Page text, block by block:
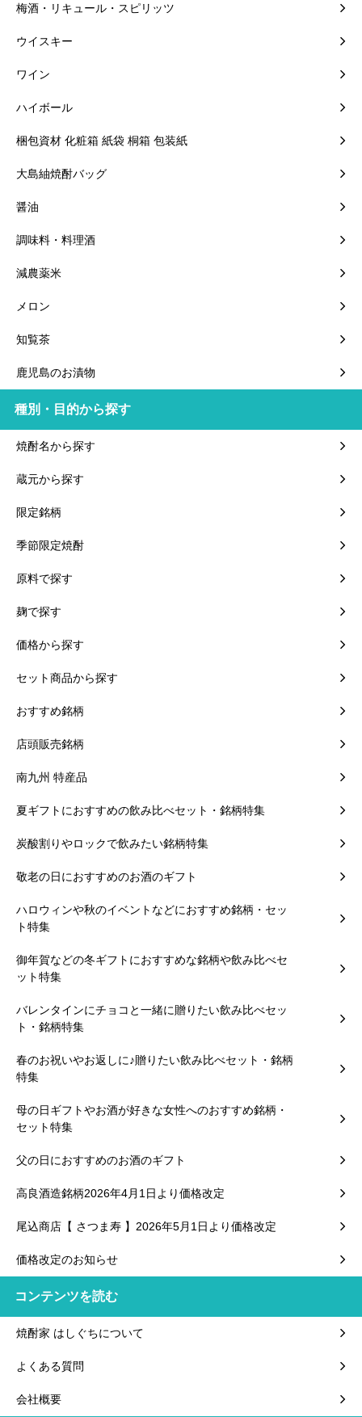
梅酒・リキュール・スピリッツ
ウイスキー
ワイン
ハイボール
梱包資材 化粧箱 紙袋 桐箱 包装紙
大島紬焼酎バッグ
醤油
調味料・料理酒
減農薬米
メロン
知覧茶
鹿児島のお漬物
種別・目的から探す
焼酎名から探す
蔵元から探す
限定銘柄
季節限定焼酎
原料で探す
麹で探す
価格から探す
セット商品から探す
おすすめ銘柄
店頭販売銘柄
南九州 特産品
夏ギフトにおすすめの飲み比べセット・銘柄特集
炭酸割りやロックで飲みたい銘柄特集
敬老の日におすすめのお酒のギフト
ハロウィンや秋のイベントなどにおすすめ銘柄・セッ
ト特集
御年賀などの冬ギフトにおすすめな銘柄や飲み比べセ
ット特集
バレンタインにチョコと一緒に贈りたい飲み比べセッ
ト・銘柄特集
春のお祝いやお返しに♪贈りたい飲み比べセット・銘柄
特集
母の日ギフトやお酒が好きな女性へのおすすめ銘柄・
セット特集
父の日におすすめのお酒のギフト
高良酒造銘柄2026年4月1日より価格改定
尾込商店【 さつま寿 】2026年5月1日より価格改定
価格改定のお知らせ
コンテンツを読む
焼酎家 はしぐちについて
よくある質問
会社概要